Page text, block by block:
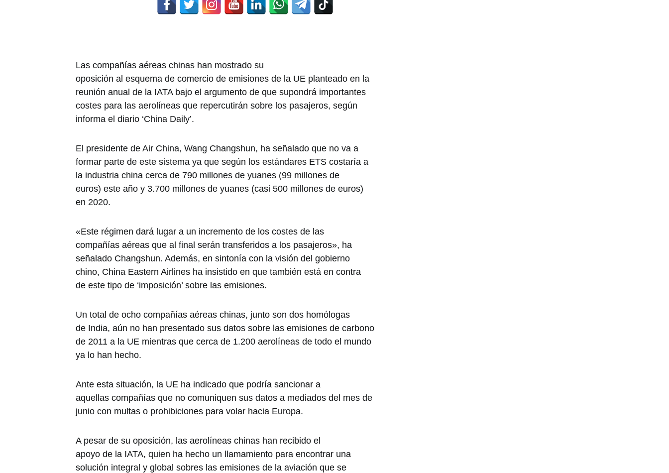
Las compañías aéreas chinas han mostrado su
oposición al esquema de comercio de emisiones de la UE planteado en la
reunión anual de la IATA bajo el argumento de que supondrá importantes
costes para las aerolíneas que repercutirán sobre los pasajeros, según
informa el diario ‘China Daily’.
El presidente de Air China, Wang Changshun, ha señalado que no va a
formar parte de este sistema ya que según los estándares ETS costaría a
la industria china cerca de 790 millones de yuanes (99 millones de
euros) este año y 3.700 millones de yuanes (casi 500 millones de euros)
en 2020.
«Este régimen dará lugar a un incremento de los costes de las
compañías aéreas que al final serán transferidos a los pasajeros», ha
señalado Changshun. Además, en sintonía con la visión del gobierno
chino, China Eastern Airlines ha insistido en que también está en contra
de este tipo de ‘imposición’ sobre las emisiones.
Un total de ocho compañías aéreas chinas, junto son dos homólogas
de India, aún no han presentado sus datos sobre las emisiones de carbono
de 2011 a la UE mientras que cerca de 1.200 aerolíneas de todo el mundo
ya lo han hecho.
Ante esta situación, la UE ha indicado que podría sancionar a
aquellas compañías que no comuniquen sus datos a mediados del mes de
junio con multas o prohibiciones para volar hacia Europa.
A pesar de su oposición, las aerolíneas chinas han recibido el
apoyo de la IATA, quien ha hecho un llamamiento para encontrar una
solución integral y global sobres las emisiones de la aviación que se